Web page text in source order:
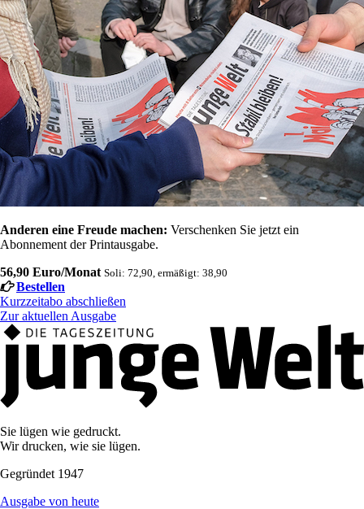
Anderen eine Freude machen: Verschenken Sie jetzt ein
Abonnement der Printausgabe.
56,90 Euro/Monat Soli: 72,90, ermäßigt: 38,90
Bestellen
Kurzzeitabo abschließen
Zur aktuellen Ausgabe
Sie lügen wie gedruckt.
Wir drucken, wie sie lügen.
Gegründet 1947
Ausgabe von heute